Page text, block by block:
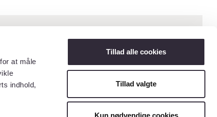
at måle
indhold,
Tillad alle cookies
Tillad valgte
Kun nødvendige cookies
« Forrige billede Næste billede »